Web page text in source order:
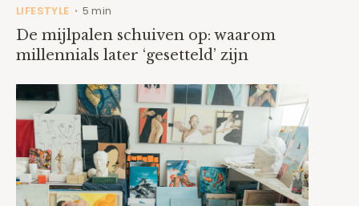
LIFESTYLE • 5 min
De mijlpalen schuiven op: waarom
millennials later ‘gesetteld’ zijn